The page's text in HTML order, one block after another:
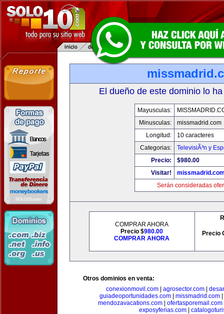
El dueño de este dominio lo
Mayusculas:
Minusculas:
missmadrid.com
Longitud:
10 caracteres
Categorias:
TelevisiÃ³n y
Precio:
$980.00
Visitar!
Serán consideradas
COMPRAR AHORA
Precio $980.00
COMPRAR AHORA
Precio
Otros dominios en venta:
conexionmovil.com
agrosector.com
guiadeoportunidades.com| missmadrid.com|
mendozavacations.com
ofertasporemail.com
exposyferias.com|